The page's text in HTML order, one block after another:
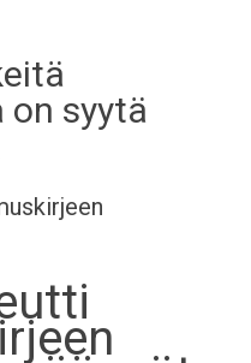
on syytä